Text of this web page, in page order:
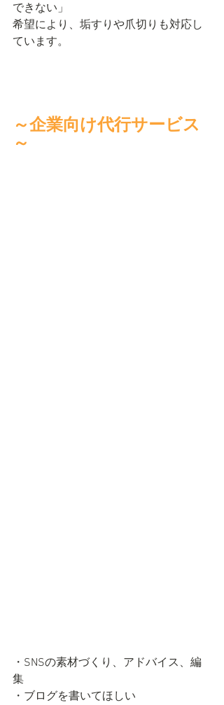
できない」
希望により、垢すりや爪切りも対応し
ています。
～企業向け代行サービス
～
・SNSの素材づくり、アドバイス、編
集
・ブログを書いてほしい